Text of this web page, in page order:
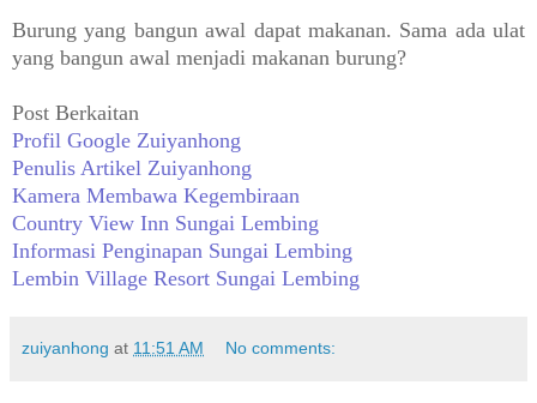
Burung yang bangun awal dapat makanan. Sama ada ulat
yang bangun awal menjadi makanan burung?
Post Berkaitan
Profil Google Zuiyanhong
Penulis Artikel Zuiyanhong
Kamera Membawa Kegembiraan
Country View Inn Sungai Lembing
Informasi Penginapan Sungai Lembing
Lembin Village Resort Sungai Lembing
zuiyanhong at 11:51 AM No comments: